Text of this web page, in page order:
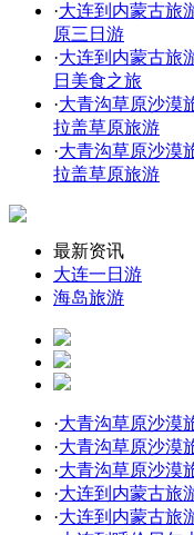
·大连到内蒙古旅
原三日游
·大连到内蒙古旅
日美食之旅
·大青沟草原沙漠
拉盖草原旅游
·大青沟草原沙漠
拉盖草原旅游
最新资讯
大连一日游
海岛旅游
·大青沟草原沙漠
·大青沟草原沙漠
·大青沟草原沙漠
·大连到内蒙古旅
·大连到内蒙古旅